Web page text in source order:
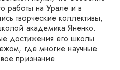
работы на Урале и в
творческие коллективы,
академика Яненко.
достижения его школы
где многие научные
признание.